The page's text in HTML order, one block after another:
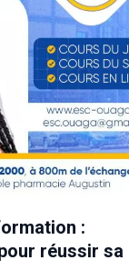
:
réussir sa